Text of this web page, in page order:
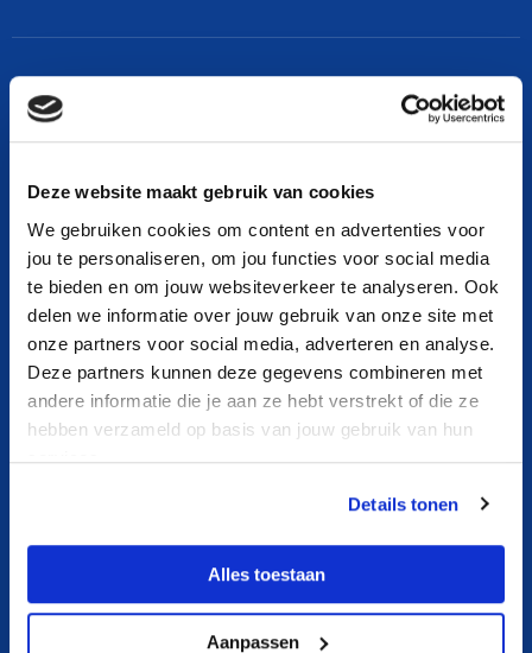
Deze website maakt gebruik van cookies
We gebruiken cookies om content en advertenties voor
jou te personaliseren, om jou functies voor social media
te bieden en om jouw websiteverkeer te analyseren. Ook
delen we informatie over jouw gebruik van onze site met
onze partners voor social media, adverteren en analyse.
Deze partners kunnen deze gegevens combineren met
andere informatie die je aan ze hebt verstrekt of die ze
hebben verzameld op basis van jouw gebruik van hun
services.
Details tonen
Alles toestaan
Aanpassen
Algemene voorwaarden deelname aan activiteiten
Algemene Voorwaarden gebruik sportaccommodaties Alkmaar Sport
Algemene Huisregels sportaccommodaties van Alkmaar Sport
Baanreglement ijsbaan De Meent
Privacyverklaring
Sitemap
Over ons
Openingstijden